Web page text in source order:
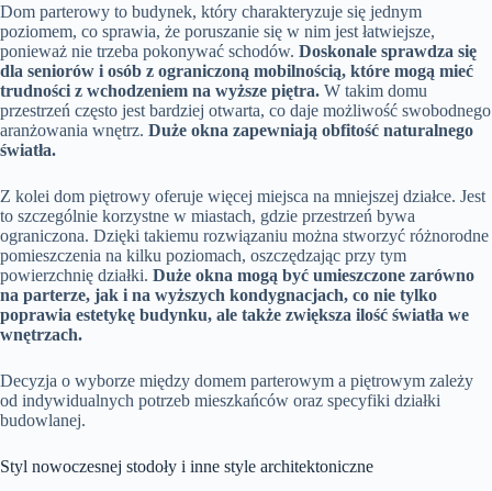
Dom parterowy to budynek, który charakteryzuje się jednym
poziomem, co sprawia, że poruszanie się w nim jest łatwiejsze,
ponieważ nie trzeba pokonywać schodów. Doskonale sprawdza się
dla seniorów i osób z ograniczoną mobilnością, które mogą mieć
trudności z wchodzeniem na wyższe piętra. W takim domu
przestrzeń często jest bardziej otwarta, co daje możliwość swobodnego
aranżowania wnętrz. Duże okna zapewniają obfitość naturalnego
światła.
Z kolei dom piętrowy oferuje więcej miejsca na mniejszej działce. Jest
to szczególnie korzystne w miastach, gdzie przestrzeń bywa
ograniczona. Dzięki takiemu rozwiązaniu można stworzyć różnorodne
pomieszczenia na kilku poziomach, oszczędzając przy tym
powierzchnię działki. Duże okna mogą być umieszczone zarówno
na parterze, jak i na wyższych kondygnacjach, co nie tylko
poprawia estetykę budynku, ale także zwiększa ilość światła we
wnętrzach.
Decyzja o wyborze między domem parterowym a piętrowym zależy
od indywidualnych potrzeb mieszkańców oraz specyfiki działki
budowlanej.
Styl nowoczesnej stodoły i inne style architektoniczne